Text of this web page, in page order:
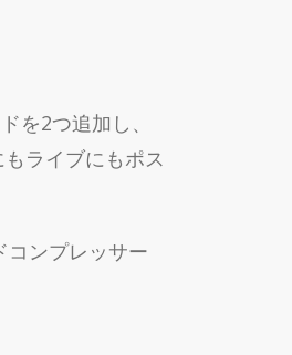
を2つ追加し、
ライブにもポス
コンプレッサー